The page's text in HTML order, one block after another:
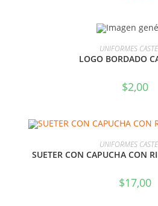
AÑADIR AL
UNIFORMES
LOGO BORDADO
$2,00
SELECCIONAR
UNIFORMES
SUETER CON CAPUCHA CON
$17,00